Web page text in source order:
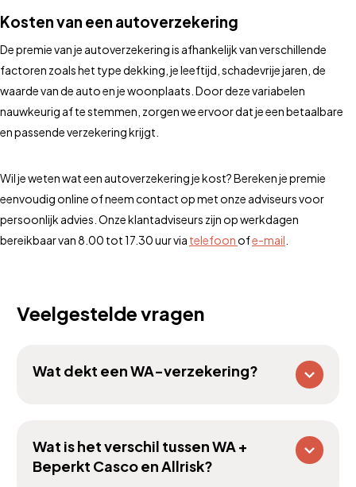
Kosten van een autoverzekering
De premie van je autoverzekering is afhankelijk van verschillende
factoren zoals het type dekking, je leeftijd, schadevrije jaren, de
waarde van de auto en je woonplaats. Door deze variabelen
nauwkeurig af te stemmen, zorgen we ervoor dat je een betaalbare
en passende verzekering krijgt.
Wil je weten wat een autoverzekering je kost? Bereken je premie
eenvoudig online of neem contact op met onze adviseurs voor
persoonlijk advies. Onze klantadviseurs zijn op werkdagen
bereikbaar van 8.00 tot 17.30 uur via telefoonofe-mail
Veelgestelde vragen
Wat dekt een WA-verzekering?
Wat is het verschil tussen WA +
Beperkt Casco en Allrisk?